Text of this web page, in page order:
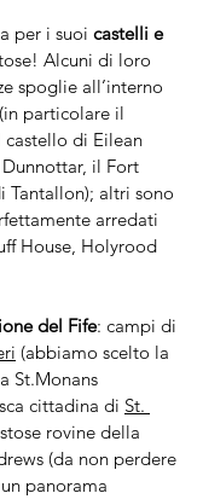
per i suoi castelli e
Alcuni di loro
spoglie all’interno
particolare il
di Eilean
il Fort
Tantallon); altri sono
arredati
House, Holyrood
del Fife: campi di
(abbiamo scelto la
St.Monans
cittadina di St.
rovine della
(da non perdere
panorama